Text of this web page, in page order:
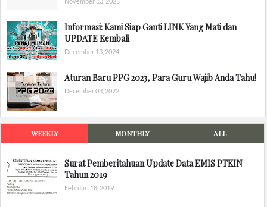
Informasi: Kami Siap Ganti LINK Yang Mati dan
UPDATE Kembali
December 13, 2024
Aturan Baru PPG 2023, Para Guru Wajib Anda Tahu!
December 03, 2022
WEEKLY MONTHLY ALL
Surat Pemberitahuan Update Data EMIS PTKIN
Tahun 2019
Februari 18, 2019